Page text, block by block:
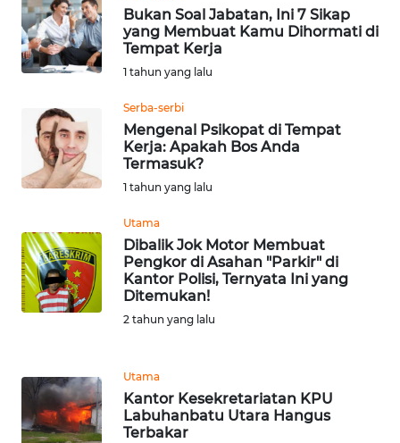
Bukan Soal Jabatan, Ini 7 Sikap
yang Membuat Kamu Dihormati di
Tempat Kerja
1 tahun yang lalu
Serba-serbi
Mengenal Psikopat di Tempat
Kerja: Apakah Bos Anda
Termasuk?
1 tahun yang lalu
Utama
Dibalik Jok Motor Membuat
Pengkor di Asahan "Parkir" di
Kantor Polisi, Ternyata Ini yang
Ditemukan!
2 tahun yang lalu
Utama
Kantor Kesekretariatan KPU
Labuhanbatu Utara Hangus
Terbakar
BERITA
KONTAK
KAMI
INFO
IKLAN
TENTANG
PEDOMAN
MEDIA
SIBER
KARIR
DISCLAIMER